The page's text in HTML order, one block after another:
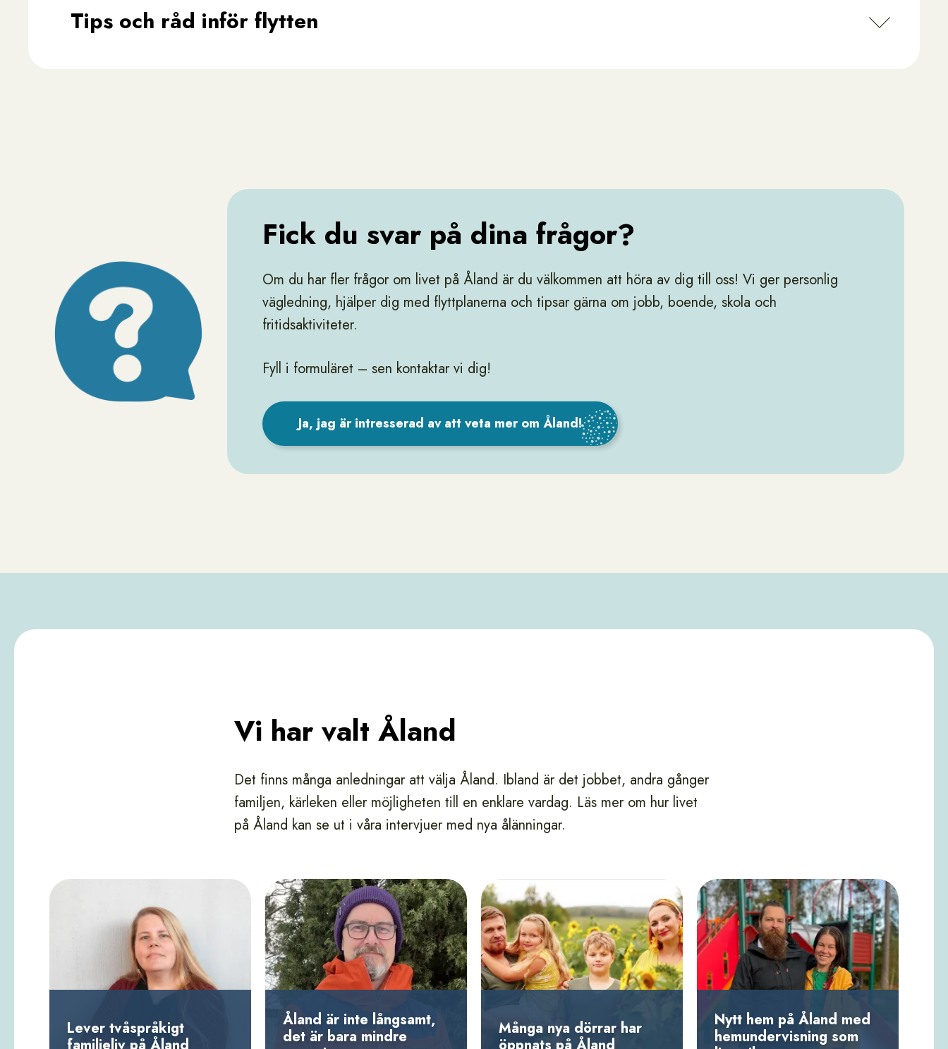
Tips och råd inför flytten
Fick du svar på dina frågor?
Om du har fler frågor om livet på Åland är du välkommen att höra av dig till oss! Vi ger personlig
vägledning, hjälper dig med flyttplanerna och tipsar gärna om jobb, boende, skola och
fritidsaktiviteter.
Fyll i formuläret – sen kontaktar vi dig!
Ja, jag är intresserad av att veta mer om Åland!
Vi har valt Åland
Det finns många anledningar att välja Åland. Ibland är det jobbet, andra gånger
familjen, kärleken eller möjligheten till en enklare vardag. Läs mer om hur livet
på Åland kan se ut i våra intervjuer med nya ålänningar.
Lever tvåspråkigt
Åland är inte långsamt,
det är bara mindre
Många nya dörrar har
Nytt hem på Åland med
hemundervisning som